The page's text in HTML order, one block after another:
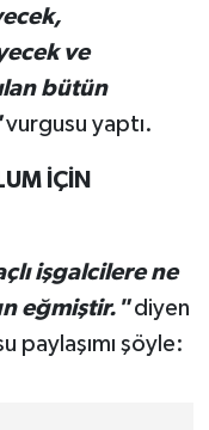
ve
bütün
vurgusu yaptı.
İÇİN
işgalcilere ne
eğmiştir."diyen
paylaşımı şöyle: